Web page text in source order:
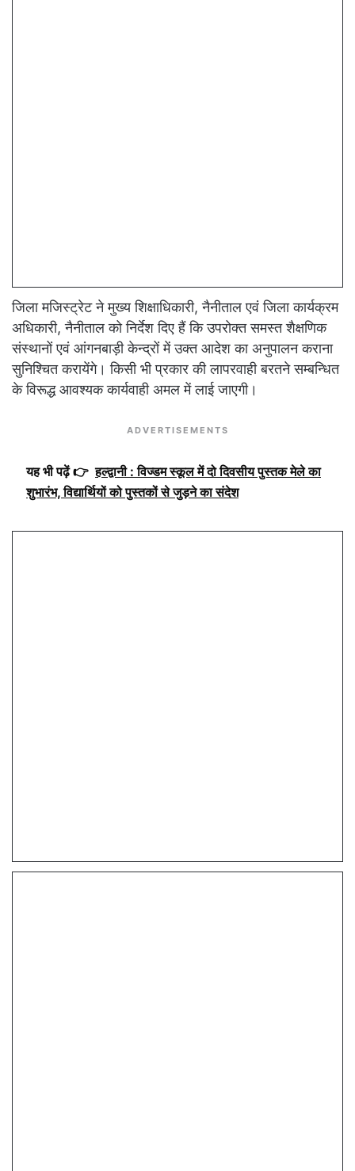
जिला मजिस्ट्रेट ने मुख्य शिक्षाधिकारी, नैनीताल एवं जिला कार्यक्रम
अधिकारी, नैनीताल को निर्देश दिए हैं कि उपरोक्त समस्त शैक्षणिक
संस्थानों एवं आंगनबाड़ी केन्द्रों में उक्त आदेश का अनुपालन कराना
सुनिश्चित करायेंगे। किसी भी प्रकार की लापरवाही बरतने सम्बन्धित
के विरूद्ध आवश्यक कार्यवाही अमल में लाई जाएगी।
ADVERTISEMENTS
यह भी पढ़ें 👉 हल्द्वानी : विज्डम स्कूल में दो दिवसीय पुस्तक मेले का
शुभारंभ, विद्यार्थियों को पुस्तकों से जुड़ने का संदेश